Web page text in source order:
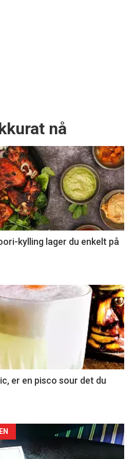
nå
kylling lager du enkelt på
er en pisco sour det du